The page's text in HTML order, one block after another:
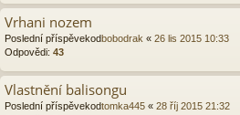
Vrhani nozem
Poslední příspěvekodbobodrak « 26 lis 2015 10:33
Odpovědi: 43
Vlastnění balisongu
Poslední příspěvekodtomka445 « 28 říj 2015 21:32